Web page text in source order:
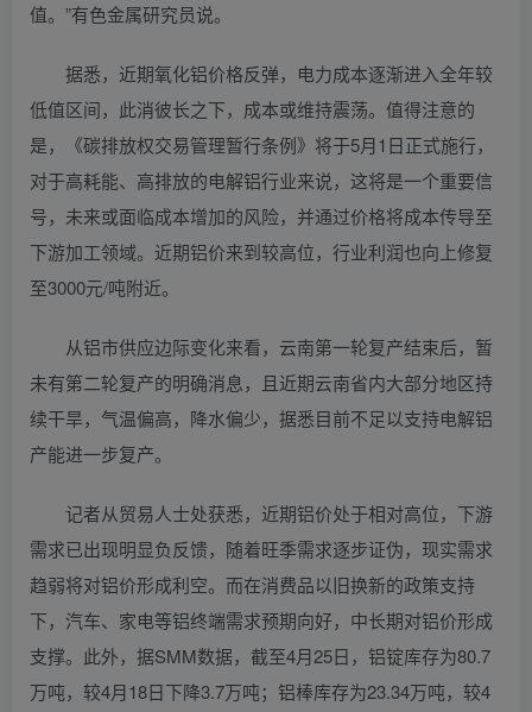
值。”有色金属研究员说。
据悉，近期氧化铝价格反弹，电力成本逐渐进入全年较
低值区间，此消彼长之下，成本或维持震荡。值得注意的
是，《碳排放权交易管理暂行条例》将于5月1日正式施行，
对于高耗能、高排放的电解铝行业来说，这将是一个重要信
号，未来或面临成本增加的风险，并通过价格将成本传导至
下游加工领域。近期铝价来到较高位，行业利润也向上修复
至3000元/吨附近。
从铝市供应边际变化来看，云南第一轮复产结束后，暂
未有第二轮复产的明确消息，且近期云南省内大部分地区持
续干旱，气温偏高，降水偏少，据悉目前不足以支持电解铝
产能进一步复产。
记者从贸易人士处获悉，近期铝价处于相对高位，下游
需求已出现明显负反馈，随着旺季需求逐步证伪，现实需求
趋弱将对铝价形成利空。而在消费品以旧换新的政策支持
下，汽车、家电等铝终端需求预期向好，中长期对铝价形成
支撑。此外，据SMM数据，截至4月25日，铝锭库存为80.7
万吨，较4月18日下降3.7万吨；铝棒库存为23.34万吨，较4